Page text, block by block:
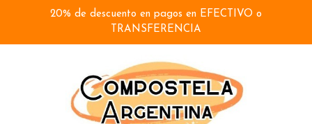
20% de descuento en pagos en EFECTIVO o
TRANSFERENCIA